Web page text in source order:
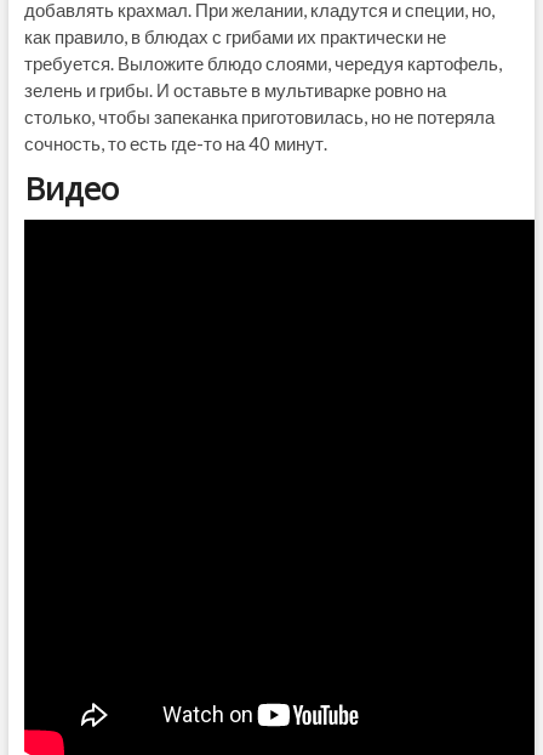
добавлять крахмал. При желании, кладутся и специи, но,
как правило, в блюдах с грибами их практически не
требуется. Выложите блюдо слоями, чередуя картофель,
зелень и грибы. И оставьте в мультиварке ровно на
столько, чтобы запеканка приготовилась, но не потеряла
сочность, то есть где-то на 40 минут.
Видео